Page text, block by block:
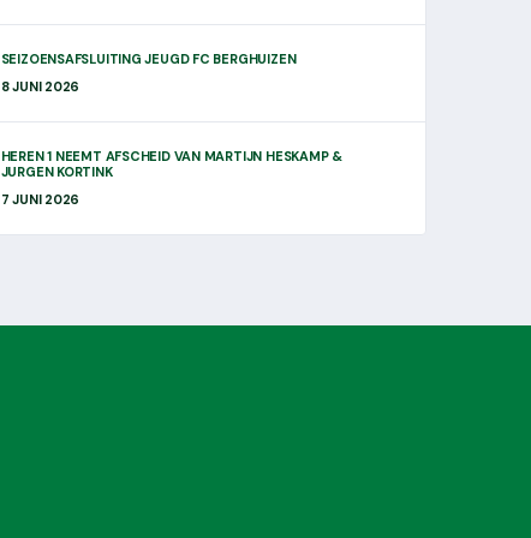
SEIZOENSAFSLUITING JEUGD FC BERGHUIZEN
8 JUNI 2026
HEREN 1 NEEMT AFSCHEID VAN MARTIJN HESKAMP &
JURGEN KORTINK
7 JUNI 2026